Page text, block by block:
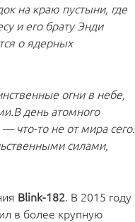
на краю пустыни, где
и его брату Энди
о ядерных
огни в небе,
В день атомного
что-то не от мира сего.
силами,
Blink-182. В 2015 году
в более крупную